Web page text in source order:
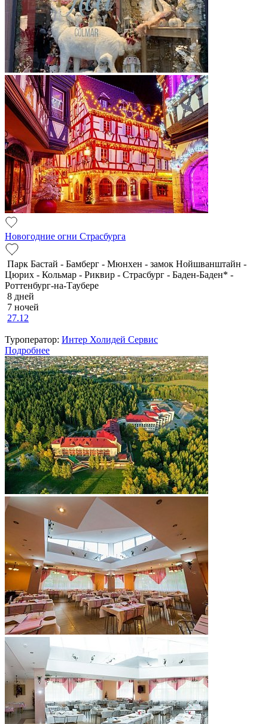
Новогодние огни Страсбурга
Парк Бастай - Бамберг - Мюнхен - замок Нойшванштайн -
Цюрих - Кольмар - Риквир - Страсбург - Баден-Баден* -
Роттенбург-на-Таубере
8 дней
7 ночей
27.12
Туроператор: Интер Холидей Сервис
Подробнее